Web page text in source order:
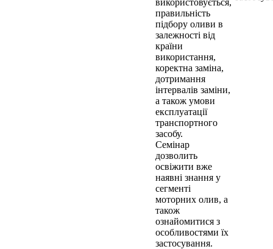
правильність
підбору оливи в
залежності від
країни
використання,
коректна заміна,
дотримання
інтервалів заміни,
а також умови
експлуатації
транспортного
засобу.
Семінар
дозволить
освіжити вже
наявні знання у
сегменті
моторних олив, а
також
ознайомитися з
особливостями їх
застосування.